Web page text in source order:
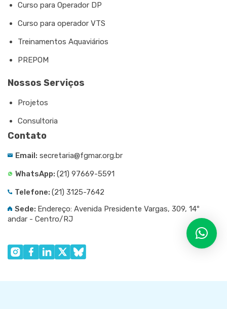
Curso para Operador DP
Curso para operador VTS
Treinamentos Aquaviários
PREPOM
Nossos Serviços
Projetos
Consultoria
Contato
Email: secretaria@fgmar.org.br
WhatsApp: (21) 97669-5591
Telefone: (21) 3125-7642
Sede: Endereço: Avenida Presidente Vargas, 309, 14º
andar - Centro/RJ